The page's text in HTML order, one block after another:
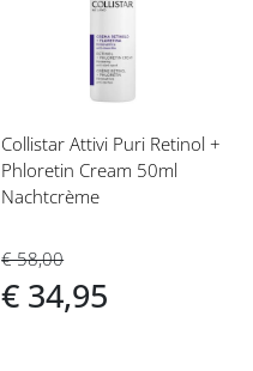
verlanglijst
Collistar Attivi Puri Retinol +
Phloretin Cream 50ml
Nachtcrème
€ 58,00
€ 34,95